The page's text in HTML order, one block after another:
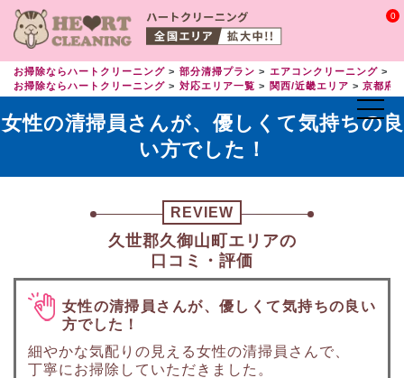
0
お掃除ならハートクリーニング 部分清掃プラン エアコンクリーニング
お掃除ならハートクリーニング
対応エリア一覧 関西/近畿エリア 京都府
女性の清掃員さんが、優しくて気持ちの良
い方でした！
REVIEW
久世郡久御山町エリアの
口コミ・評価
女性の清掃員さんが、優しくて気持ちの良い
方でした！
細やかな気配りの見える女性の清掃員さんで、
丁寧にお掃除していただきました。